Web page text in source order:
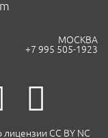
МОСКВА
+7 995 505-1923
CC BY NC